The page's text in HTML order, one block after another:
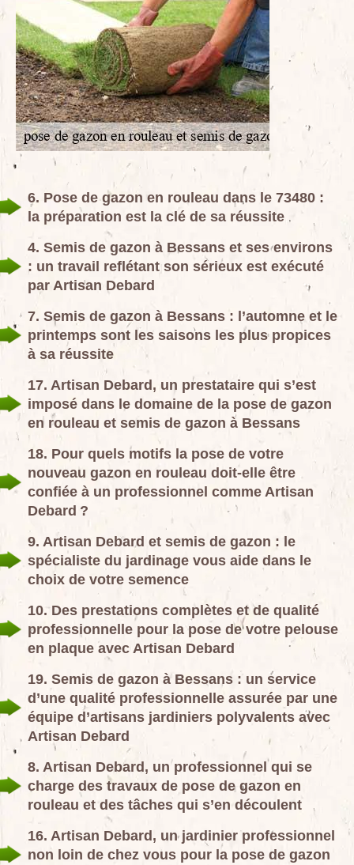
6. Pose de gazon en rouleau dans le 73480 :
la préparation est la clé de sa réussite
4. Semis de gazon à Bessans et ses environs
: un travail reflétant son sérieux est exécuté
par Artisan Debard
7. Semis de gazon à Bessans : l’automne et le
printemps sont les saisons les plus propices
à sa réussite
17. Artisan Debard, un prestataire qui s’est
imposé dans le domaine de la pose de gazon
en rouleau et semis de gazon à Bessans
18. Pour quels motifs la pose de votre
nouveau gazon en rouleau doit-elle être
confiée à un professionnel comme Artisan
Debard ?
9. Artisan Debard et semis de gazon : le
spécialiste du jardinage vous aide dans le
choix de votre semence
10. Des prestations complètes et de qualité
professionnelle pour la pose de votre pelouse
en plaque avec Artisan Debard
19. Semis de gazon à Bessans : un service
d’une qualité professionnelle assurée par une
équipe d’artisans jardiniers polyvalents avec
Artisan Debard
8. Artisan Debard, un professionnel qui se
charge des travaux de pose de gazon en
rouleau et des tâches qui s’en découlent
16. Artisan Debard, un jardinier professionnel
non loin de chez vous pour la pose de gazon